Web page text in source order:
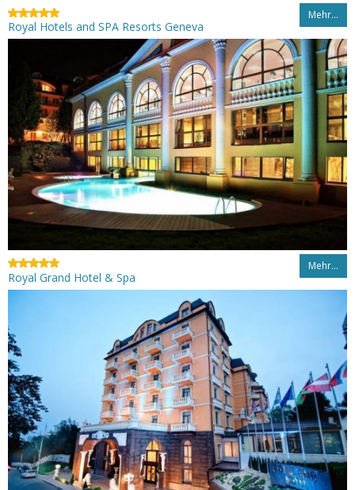
Mehr…
Royal Hotels and SPA Resorts Geneva
Mehr…
Royal Grand Hotel & Spa